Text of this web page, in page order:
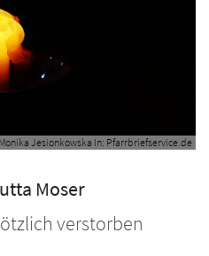
Jesionkowska In: Pfarrbriefservice.de
Moser
verstorben